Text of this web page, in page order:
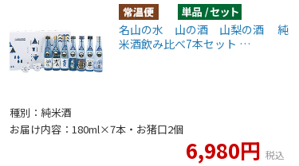
名山の水 山の酒 山梨の酒 純
米酒飲み比べ7本セット …
種別：純米酒
お届け内容：180ml×7本・お猪口2個
6,980円 税込